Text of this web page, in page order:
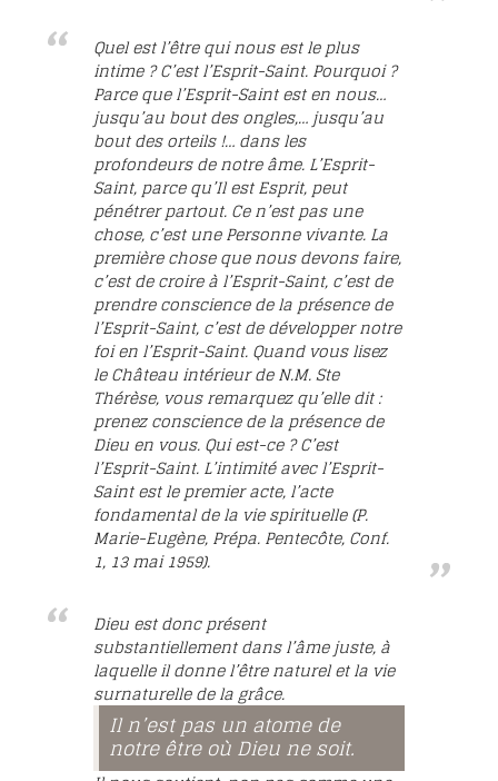
Quel est l’être qui nous est le plus
intime ? C’est l’Esprit-Saint. Pourquoi ?
Parce que l’Esprit-Saint est en nous…
jusqu’au bout des ongles,… jusqu’au
bout des orteils !… dans les
profondeurs de notre âme. L’Esprit-
Saint, parce qu’Il est Esprit, peut
pénétrer partout. Ce n’est pas une
chose, c’est une Personne vivante. La
première chose que nous devons faire,
c’est de croire à l’Esprit-Saint, c’est de
prendre conscience de la présence de
l’Esprit-Saint, c’est de développer notre
foi en l’Esprit-Saint. Quand vous lisez
le Château intérieur de N.M. Ste
Thérèse, vous remarquez qu’elle dit :
prenez conscience de la présence de
Dieu en vous. Qui est-ce ? C’est
l’Esprit-Saint. L’intimité avec l’Esprit-
Saint est le premier acte, l’acte
fondamental de la vie spirituelle (P.
Marie-Eugène, Prépa. Pentecôte, Conf.
1, 13 mai 1959).
Dieu est donc présent
substantiellement dans l’âme juste, à
laquelle il donne l’être naturel et la vie
surnaturelle de la grâce.
Il n’est pas un atome de
notre être où Dieu ne soit.